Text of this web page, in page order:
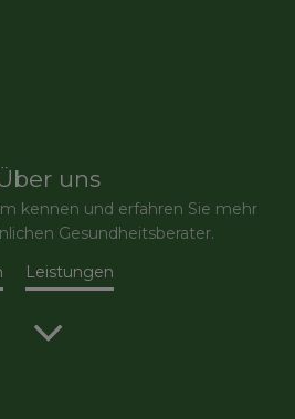
uns
kennen und erfahren Sie mehr
Gesundheitsberater.
Leistungen